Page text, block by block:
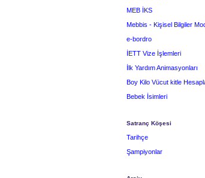
MEB İKS
Mebbis - Kişisel Bilgiler
e-bordro
İETT Vize İşlemleri
İlk Yardım Animasyonları
Boy Kilo Vücut kitle
Bebek İsimleri
Satranç Köşesi
Tarihçe
Şampiyonlar